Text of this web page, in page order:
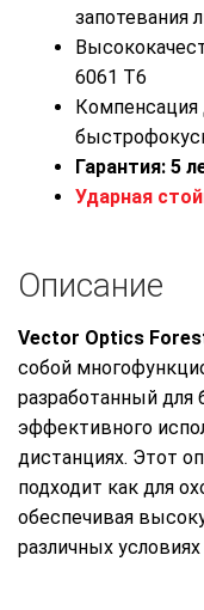
запотевания
6061 T6
Компенсация
Гарантия: 5
Ударная
Описание
Vector Optics
собой
разработанный для
эффективного
дистанциях. Этот
подходит как для
обеспечивая
различных